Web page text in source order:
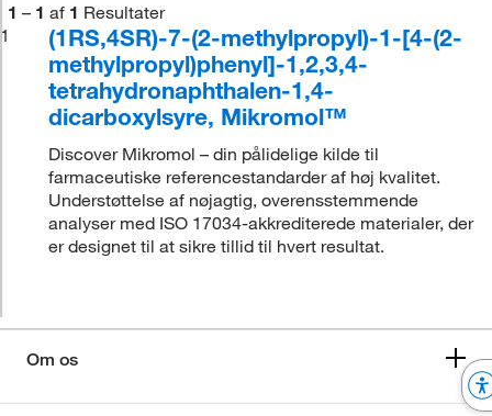
1 – 1 af 1 Resultater
1
(1RS,4SR)-7-(2-methylpropyl)-1-[4-(2-
methylpropyl)phenyl]-1,2,3,4-
tetrahydronaphthalen-1,4-
dicarboxylsyre, Mikromol™
Discover Mikromol – din pålidelige kilde til
farmaceutiske referencestandarder af høj kvalitet.
Understøttelse af nøjagtig, overensstemmende
analyser med ISO 17034-akkrediterede materialer, der
er designet til at sikre tillid til hvert resultat.
Om os